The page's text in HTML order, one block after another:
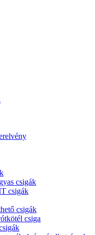
csigák
csigák
csigák
csiga